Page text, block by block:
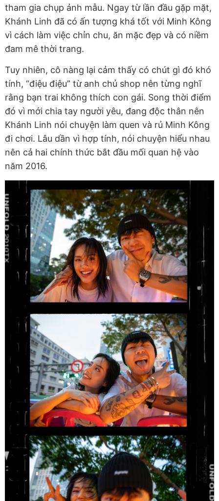
tham gia chụp ảnh mẫu. Ngay từ lần đầu gặp mặt,
Khánh Linh đã có ấn tượng khá tốt với Minh Kông
vì cách làm việc chỉn chu, ăn mặc đẹp và có niềm
đam mê thời trang.
Tuy nhiên, cô nàng lại cảm thấy có chút gì đó khó
tính, “điệu điệu” từ anh chủ shop nên từng nghĩ
rằng bạn trai không thích con gái. Song thời điểm
đó vì mới chia tay người yêu, đang độc thân nên
Khánh Linh nói chuyện làm quen và rủ Minh Kông
đi chơi. Lâu dần vì hợp tính, nói chuyện hiểu nhau
nên cả hai chính thức bắt đầu mối quan hệ vào
năm 2016.